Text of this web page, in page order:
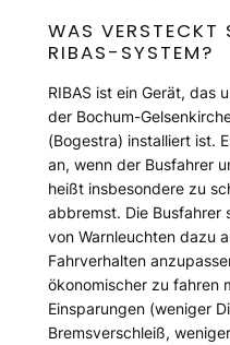
WAS VERSTECKT
RIBAS-SYSTEM?
RIBAS ist ein Gerät, das
der Bochum-
(Bogestra) installiert ist.
an, wenn der Busfahrer
heißt insbesondere zu
abbremst. Die Busfahrer
von Warnleuchten dazu
Fahrverhalten
ökonomischer zu fahren
Einsparungen (weniger
Bremsverschleiß,